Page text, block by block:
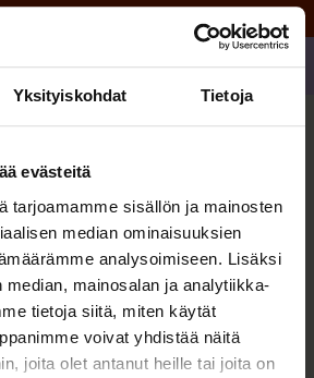
Yksityiskohdat Tietoja
evästeitä
tarjoamamme sisällön ja mainosten
median ominaisuuksien
analysoimiseen. Lisäksi
median, mainosalan ja analytiikka-
tietoja siitä, miten käytät
voivat yhdistää näitä
joita olet antanut heille tai joita on